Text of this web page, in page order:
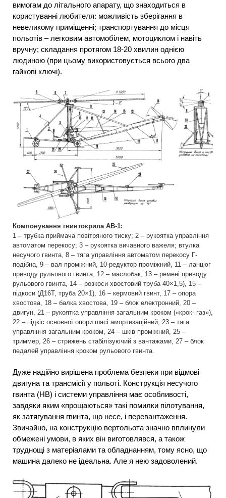
вимогам до літального апарату, що знаходиться в
користуванні любителя: можливість зберігання в
невеликому приміщенні; транспортування до місця
польотів – легковим автомобілем, мотоциклом і навіть
вручну; складання протягом 18-20 хвилин однією
людиною (при цьому використовується всього два
гайкові ключі).
Компонування гвинтокрила АВ-1:
1 – трубка приймача повітряного тиску; 2 – рукоятка управління
автоматом перекосу; 3 – рукоятка вичавного важеля; втулка
несучого гвинта, 8 – тяга управління автоматом перекосу Г-
подібна, 9 – вал проміжний, 10-редуктор проміжний, 11 – ланцюг
приводу рульового гвинта, 12 – маслобак, 13 – ремені приводу
рульового гвинта, 14 – розкоси хвостовий труба 40×1,5), 15 –
підкоси (Д16Т, труба 20×1), 16 – кермовий гвинт, 17 – опора
хвостова, 18 – балка хвостова, 19 – блок електронний, 20 –
двигун, 21 – рукоятка управління загальним кроком («крок- газ»),
22 – підкіс основної опори шасі амортизаційний, 23 – тяга
управління загальним кроком, 24 – шків проміжний, 25 –
триммер, 26 – стрижень стабілізуючий з вантажами, 27 – блок
педалей управління кроком рульового гвинта.
Дуже надійно вирішена проблема безпеки при відмові
двигуна та трансмісії у польоті. Конструкція несучого
гвинта (НВ) і системи управління має особливості,
завдяки яким «прощаються» такі помилки пілотування,
як затягування гвинта, що несе, і перевантаження.
Звичайно, на конструкцію вертольота значно вплинули
обмежені умови, в яких він виготовлявся, а також
труднощі з матеріалами та обладнанням, тому ясно, що
машина далеко не ідеальна. Але я нею задоволений.